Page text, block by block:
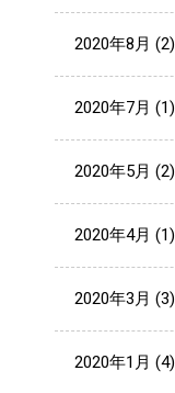
2020年8月 (2)
2020年7月 (1)
2020年5月 (2)
2020年4月 (1)
2020年3月 (3)
2020年1月 (4)